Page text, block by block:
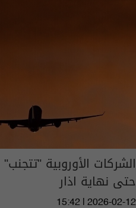
الشركات الأوروبية
حتى نهاية اذار
15:42 | 2026-02-12